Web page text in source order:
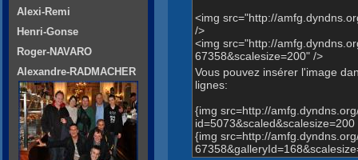
<img src="http://
/>
<img src="http://
67358&scalesize=200" />
Vous pouvez insérer l'image
lignes:
{img src=http://
id=5073&scaled&scalesize=200
{img src=http://
Alexi-Remi
Henri-Gonse
Roger-NAVARO
Alexandre-RADMACHER